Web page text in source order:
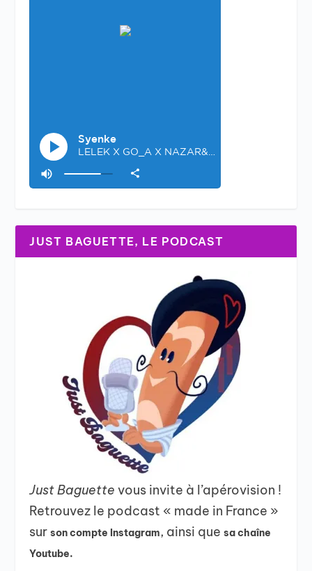
JUST BAGUETTE, LE PODCAST
Just Baguettevous invite à l’apérovision !
Retrouvez le podcast « made in France »
surson compte Instagram, ainsi quesa chaîne
Youtube.